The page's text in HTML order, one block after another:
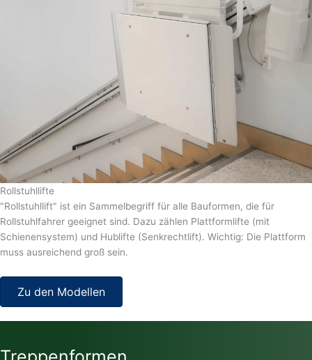
Rollstuhllifte
"Rollstuhllift" ist ein Sammelbegriff für alle Bauformen, die für
Rollstuhlfahrer geeignet sind. Dazu zählen Plattformlifte (mit
Schienensystem) und Hublifte (Senkrechtlift). Wichtig: Die Plattform
muss ausreichend groß sein.
Zu den Modellen